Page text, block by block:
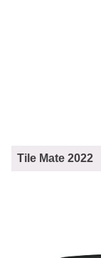
Tile Mate 2022